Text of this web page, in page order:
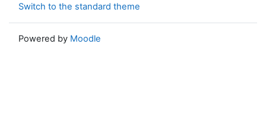
Switch to the standard theme
Powered by Moodle